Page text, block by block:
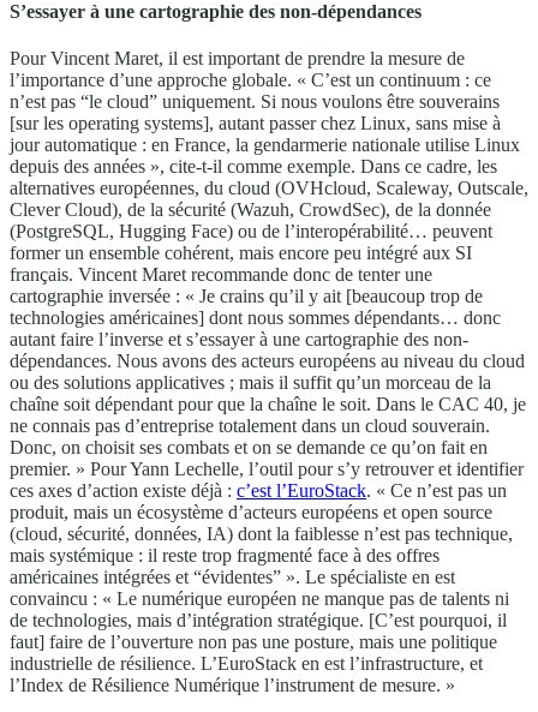
S’essayer à une cartographie des non-dépendances
Pour Vincent Maret, il est important de prendre la mesure de
l’importance d’une approche globale. « C’est un continuum : ce
n’est pas “le cloud” uniquement. Si nous voulons être souverains
[sur les operating systems], autant passer chez Linux, sans mise à
jour automatique : en France, la gendarmerie nationale utilise Linux
depuis des années », cite-t-il comme exemple. Dans ce cadre, les
alternatives européennes, du cloud (OVHcloud, Scaleway, Outscale,
Clever Cloud), de la sécurité (Wazuh, CrowdSec), de la donnée
(PostgreSQL, Hugging Face) ou de l’interopérabilité… peuvent
former un ensemble cohérent, mais encore peu intégré aux SI
français. Vincent Maret recommande donc de tenter une
cartographie inversée : « Je crains qu’il y ait [beaucoup trop de
technologies américaines] dont nous sommes dépendants… donc
autant faire l’inverse et s’essayer à une cartographie des non-
dépendances. Nous avons des acteurs européens au niveau du cloud
ou des solutions applicatives ; mais il suffit qu’un morceau de la
chaîne soit dépendant pour que la chaîne le soit. Dans le CAC 40, je
ne connais pas d’entreprise totalement dans un cloud souverain.
Donc, on choisit ses combats et on se demande ce qu’on fait en
premier. » Pour Yann Lechelle, l’outil pour s’y retrouver et identifier
ces axes d’action existe déjà : c’est l’EuroStack. « Ce n’est pas un
produit, mais un écosystème d’acteurs européens et open source
(cloud, sécurité, données, IA) dont la faiblesse n’est pas technique,
mais systémique : il reste trop fragmenté face à des offres
américaines intégrées et “évidentes” ». Le spécialiste en est
convaincu : « Le numérique européen ne manque pas de talents ni
de technologies, mais d’intégration stratégique. [C’est pourquoi, il
faut] faire de l’ouverture non pas une posture, mais une politique
industrielle de résilience. L’EuroStack en est l’infrastructure, et
l’Index de Résilience Numérique l’instrument de mesure. »